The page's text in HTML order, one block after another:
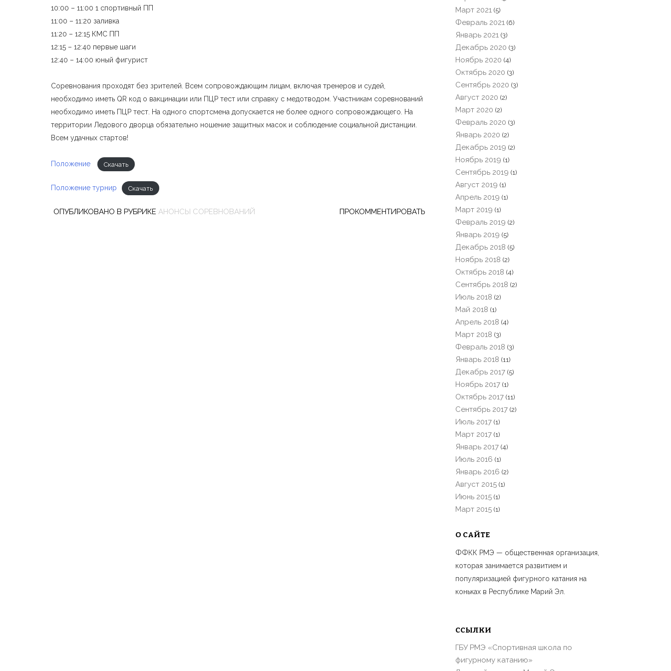
10:00 – 11:00 1 спортивный ПП
11:00 – 11:20 заливка
11:20 – 12:15 КМС ПП
12:15 – 12:40 первые шаги
12:40 – 14:00 юный фигурист
Соревнования проходят без зрителей. Всем сопровождающим лицам, включая тренеров и судей,
необходимо иметь QR код о вакцинации или ПЦР тест или справку с медотводом. Участникам соревнований
необходимо иметь ПЦР тест. На одного спортсмена допускается не более одного сопровождающего. На
территории Ледового дворца обязательно ношение защитных масок и соблюдение социальной дистанции.
Всем удачных стартов!
Положение Скачать
Положение турнир Скачать
ОПУБЛИКОВАНО В РУБРИКЕ АНОНСЫ СОРЕВНОВАНИЙ ПРОКОММЕНТИРОВАТЬ
Март 2021 (5)
Февраль 2021 (6)
Январь 2021 (3)
Декабрь 2020 (3)
Ноябрь 2020 (4)
Октябрь 2020 (3)
Сентябрь 2020 (3)
Август 2020 (2)
Март 2020 (2)
Февраль 2020 (3)
Январь 2020 (2)
Декабрь 2019 (2)
Ноябрь 2019 (1)
Сентябрь 2019 (1)
Август 2019 (1)
Апрель 2019 (1)
Март 2019 (1)
Февраль 2019 (2)
Январь 2019 (5)
Декабрь 2018 (5)
Ноябрь 2018 (2)
Октябрь 2018 (4)
Сентябрь 2018 (2)
Июль 2018 (2)
Май 2018 (1)
Апрель 2018 (4)
Март 2018 (3)
Февраль 2018 (3)
Январь 2018 (11)
Декабрь 2017 (5)
Ноябрь 2017 (1)
Октябрь 2017 (11)
Сентябрь 2017 (2)
Июль 2017 (1)
Март 2017 (1)
Январь 2017 (4)
Июль 2016 (1)
Январь 2016 (2)
Август 2015 (1)
Июнь 2015 (1)
Март 2015 (1)
О САЙТЕ
ФФКК РМЭ — общественная организация,
которая занимается развитием и
популяризацией фигурного катания на
коньках в Республике Марий Эл.
ССЫЛКИ
ГБУ РМЭ «Спортивная школа по
фигурному катанию»